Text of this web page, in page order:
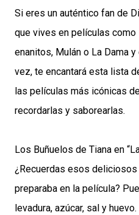
Si eres un auténtico fan de
que vives en películas
enanitos, Mulán o La Dama
vez, te encantará esta lista
las películas más icónicas
recordarlas y saborearlas.
Los Buñuelos de Tiana en
¿Recuerdas esos deliciosos
preparaba en la película?
levadura, azúcar, sal y